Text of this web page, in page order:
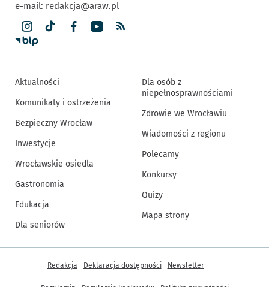
e-mail: redakcja@araw.pl
Aktualności
Komunikaty i ostrzeżenia
Bezpieczny Wrocław
Inwestycje
Wrocławskie osiedla
Gastronomia
Edukacja
Dla seniorów
Dla osób z
niepełnosprawnościami
Zdrowie we Wrocławiu
Wiadomości z regionu
Polecamy
Konkursy
Quizy
Mapa strony
Inne informacje
Redakcja Deklaracja dostępności Newsletter